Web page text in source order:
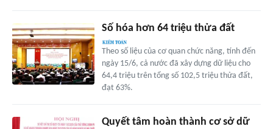
Số hóa hơn 64 triệu thửa đất
Theo số liệu của cơ quan chức năng, tính đến
ngày 15/6, cả nước đã xây dựng dữ liệu cho
64,4 triệu trên tổng số 102,5 triệu thửa đất,
đạt 63%.
Quyết tâm hoàn thành cơ sở dữ